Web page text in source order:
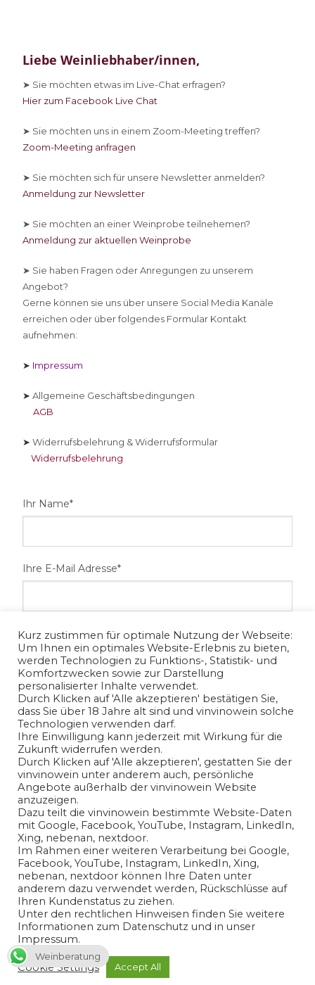
Liebe Weinliebhaber/innen,
➤ Sie möchten etwas im Live-Chat erfragen?
Hier zum Facebook Live Chat
➤ Sie möchten uns in einem Zoom-Meeting treffen?
Zoom-Meeting anfragen
➤ Sie möchten sich für unsere Newsletter anmelden?
Anmeldung zur Newsletter
➤ Sie möchten an einer Weinprobe teilnehemen?
Anmeldung zur aktuellen Weinprobe
➤ Sie haben Fragen oder Anregungen zu unserem
Angebot?
Gerne können sie uns über unsere Social Media Kanäle
erreichen oder über folgendes Formular Kontakt
aufnehmen:
➤ Impressum
➤ Allgemeine Geschäftsbedingungen
AGB
➤Widerrufsbelehrung & Widerrufsformular
Widerrufsbelehrung
Ihr Name*
Ihre E-Mail Adresse*
Ihre Telefonnummer
Ihr Anliegen*
Ich habe die Datenschutzerklärunggelesen und bin mit
der Verarbeitung meiner angegeben
personenbezogenen Daten in Übereinstimmung mit den
Bedingungen derDatenschutzerklärung
Ja
Kurz zustimmen für optimale Nutzung der Webseite:
Um Ihnen ein optimales Website-Erlebnis zu bieten,
werden Technologien zu Funktions-, Statistik- und
Komfortzwecken sowie zur Darstellung
personalisierter Inhalte verwendet.
Durch Klicken auf 'Alle akzeptieren' bestätigen Sie,
dass Sie über 18 Jahre alt sind und vinvinowein solche
Technologien verwenden darf.
Ihre Einwilligung kann jederzeit mit Wirkung für die
Zukunft widerrufen werden.
Durch Klicken auf 'Alle akzeptieren', gestatten Sie der
vinvinowein unter anderem auch, persönliche
Angebote außerhalb der vinvinowein Website
anzuzeigen.
Dazu teilt die vinvinowein bestimmte Website-Daten
mit Google, Facebook, YouTube, Instagram, LinkedIn,
Xing, nebenan, nextdoor.
Im Rahmen einer weiteren Verarbeitung bei Google,
Facebook, YouTube, Instagram, LinkedIn, Xing,
nebenan, nextdoor können Ihre Daten unter
anderem dazu verwendet werden, Rückschlüsse auf
Ihren Kundenstatus zu ziehen.
Unter den rechtlichen Hinweisen finden Sie weitere
Informationen zum Datenschutz und in unser
Impressum.
Cookie Settings Accept All
Weinberatung